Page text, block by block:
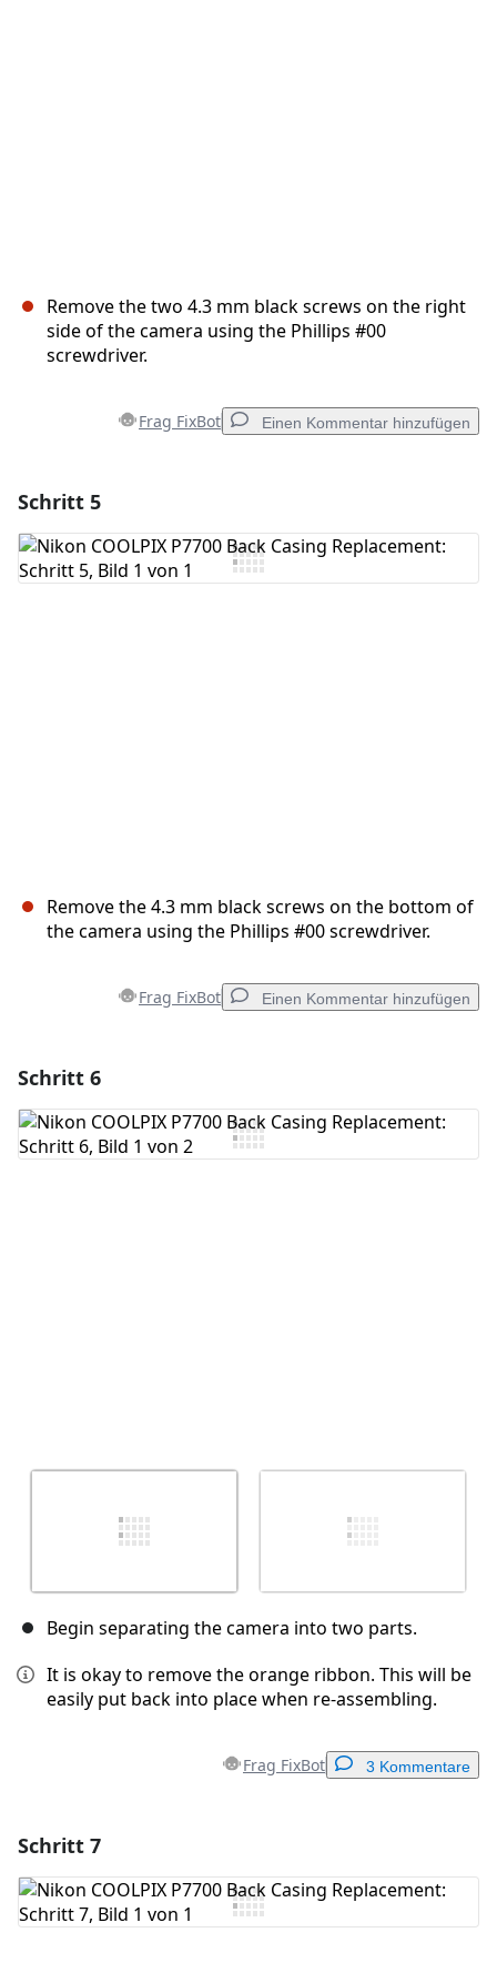
Remove the two 4.3 mm black screws on the right
side of the camera using the Phillips #00
screwdriver.
Frag FixBot Einen Kommentar hinzufügen
Kommentar hinzufügen
Schritt 5
Remove the 4.3 mm black screws on the bottom of
the camera using the Phillips #00 screwdriver.
Frag FixBot Einen Kommentar hinzufügen
Kommentar hinzufügen
Schritt 6
Begin separating the camera into two parts.
It is okay to remove the orange ribbon. This will be
easily put back into place when re-assembling.
Frag FixBot 3 Kommentare
Kommentar hinzufügen
Schritt 7